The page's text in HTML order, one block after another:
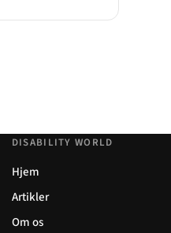
DISABILITY WORLD
Hjem
Artikler
Om os